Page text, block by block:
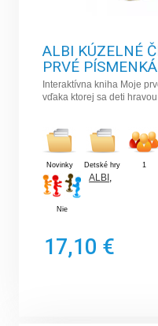
ALBI KÚZELNÉ
PRVÉ PÍSMENKÁ
Interaktívna kniha Moje
vďaka ktorej sa deti
Novinky Detské hry 1
Nie
ALBI ,
17,10 €